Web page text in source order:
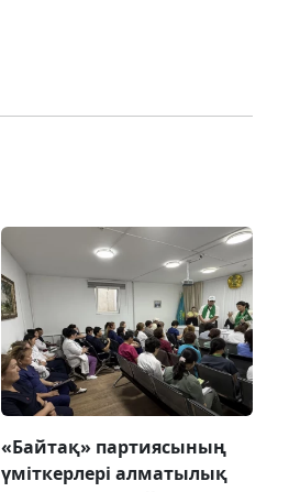
«Байтақ» партиясының
үміткерлері алматылық